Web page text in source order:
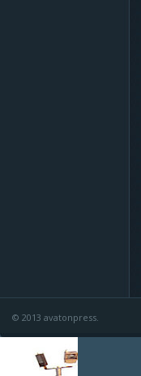
© 2013 avatonpress.